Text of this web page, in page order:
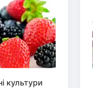
культури